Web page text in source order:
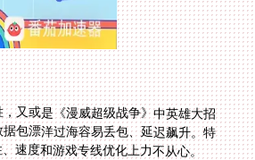
又或是《漫威超级战争》中英雄大招
包漂洋过海容易丢包、延迟飙升。特
速度和游戏专线优化上力不从心。